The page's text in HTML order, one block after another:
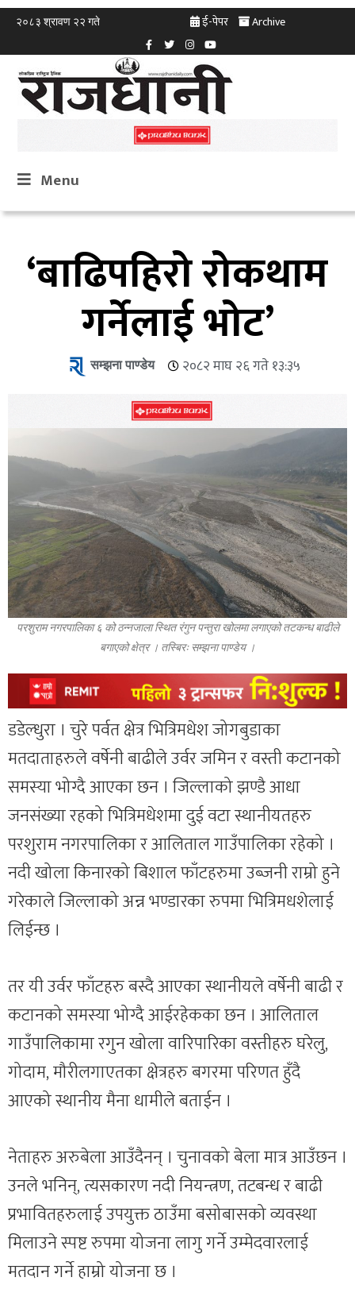
२०८३ श्रावण २२ गते ई-पेपर Archive
Menu
‘बाढिपहिरो रोकथाम
गर्नेलाई भोट’
सम्झना पाण्डेय २०८२ माघ २६ गते १३:३५
परशुराम नगरपालिका ६ को ठन्नजाला स्थित रंगुन पन्तुरा खोलमा लगाएको तटकन्ध बाढीले
बगाएको क्षेत्र । तस्बिरः सम्झना पाण्डेय ।
डडेल्धुरा । चुरे पर्वत क्षेत्र भित्रिमधेश जोगबुडाका
मतदाताहरुले वर्षेनी बाढीले उर्वर जमिन र वस्ती कटानको
समस्या भोग्दै आएका छन । जिल्लाको झण्डै आधा
जनसंख्या रहको भित्रिमधेशमा दुई वटा स्थानीयतहरु
परशुराम नगरपालिका र आलिताल गाउँपालिका रहेको ।
नदी खोला किनारको बिशाल फाँटहरुमा उब्जनी राम्रो हुने
गरेकाले जिल्लाको अन्न भण्डारका रुपमा भित्रिमधशेलाई
लिईन्छ ।
तर यी उर्वर फाँटहरु बस्दै आएका स्थानीयले वर्षेनी बाढी र
कटानको समस्या भोग्दै आईरहेकका छन । आलिताल
गाउँपालिकामा रगुन खोला वारिपारिका वस्तीहरु घरेलु,
गोदाम, मौरीलगाएतका क्षेत्रहरु बगरमा परिणत हुँदै
आएको स्थानीय मैना धामीले बताईन ।
नेताहरु अरुबेला आउँदैनन् । चुनावको बेला मात्र आउँछन ।
उनले भनिन्, त्यसकारण नदी नियन्त्रण, तटबन्ध र बाढी
प्रभावितहरुलाई उपयुक्त ठाउँमा बसोबासको व्यवस्था
मिलाउने स्पष्ट रुपमा योजना लागु गर्ने उम्मेदवारलाई
मतदान गर्ने हाम्रो योजना छ ।